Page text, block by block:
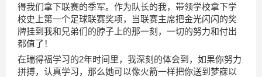
得我们拿下联赛的季军。作为队长的我，带领学校拿下学
校史上第一个足球联赛奖项，当联赛主席把金光闪闪的奖
牌挂到我和兄弟们的脖子上的那一刻，一切的努力和付出
都值了！
在瑞得福学习的2年时间里，我深刻的体会到，如果你努力
拼搏，认真学习，那么她可以像火箭一样把你送到梦寐以